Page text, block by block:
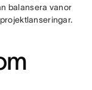
balansera vanor